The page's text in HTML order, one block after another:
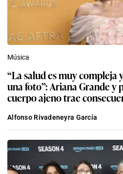
Música
“La salud es muy compleja
una foto”: Ariana Grande y
cuerpo ajeno trae
Alfonso Rivadeneyra García